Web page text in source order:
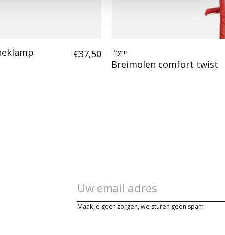
€37,50 Prym
Breimolen comfort twist
Maak je geen zorgen, we sturen geen spam